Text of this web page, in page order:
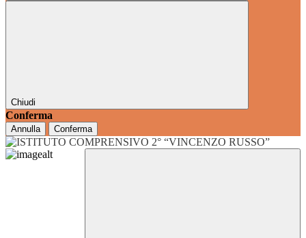
Chiudi
Conferma
Annulla Conferma